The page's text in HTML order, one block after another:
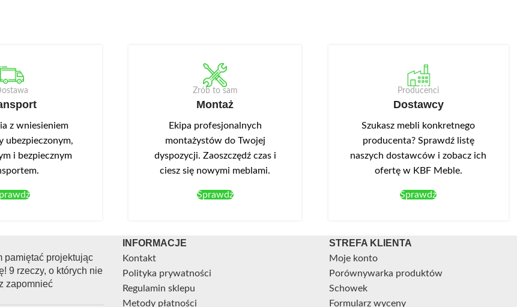
z wniesieniem
ubezpieczonym,
i bezpiecznym
Zrób to sam
Montaż
Ekipa profesjonalnych
montażystów do Twojej
dyspozycji. Zaoszczędź czas i
ciesz się nowymi meblami.
Sprawdź
Producenci
Dostawcy
Szukasz mebli konkretnego
producenta? Sprawdź listę
naszych dostawców i zobacz ich
ofertę w KBF Meble.
Sprawdź
pamiętać projektując
9 rzeczy, o których nie
zapomnieć
INFORMACJE
Kontakt
Polityka prywatności
Regulamin sklepu
Metody płatności
STREFA KLIENTA
Moje konto
Porównywarka produktów
Schowek
Formularz wyceny